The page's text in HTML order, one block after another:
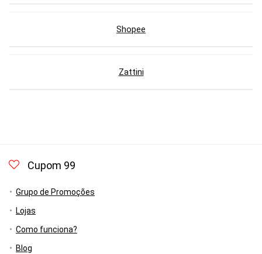
Shopee
Zattini
Cupom 99
Grupo de Promoções
Lojas
Como funciona?
Blog